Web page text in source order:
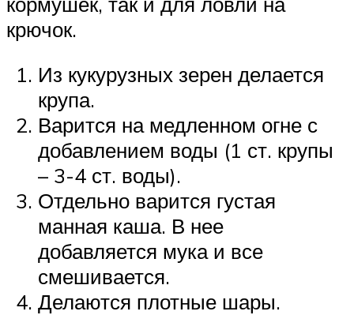
крючок.
Из кукурузных зерен делается
крупа.
Варится на медленном огне с
добавлением воды (1 ст. крупы
– 3-4 ст. воды).
Отдельно варится густая
манная каша. В нее
добавляется мука и все
смешивается.
Делаются плотные шары.